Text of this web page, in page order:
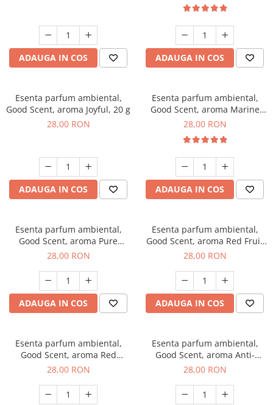
ADAUGA IN COS ADAUGA IN COS
Esenta parfum ambiental,
Good Scent, aroma Joyful, 20 g
28,00 RON
ADAUGA IN COS
Esenta parfum ambiental,
Good Scent, aroma Marine
Breeze, 20 g
28,00 RON
ADAUGA IN COS
Esenta parfum ambiental,
Good Scent, aroma Pure
White Musc, 20 g
28,00 RON
ADAUGA IN COS
Esenta parfum ambiental,
Good Scent, aroma Red Fruit
Bubble, 20 g
28,00 RON
ADAUGA IN COS
Esenta parfum ambiental,
Good Scent, aroma Red
Grapes, 20 g
28,00 RON
Esenta parfum ambiental,
Good Scent, aroma Anti-
Tobacco, 20 g
28,00 RON